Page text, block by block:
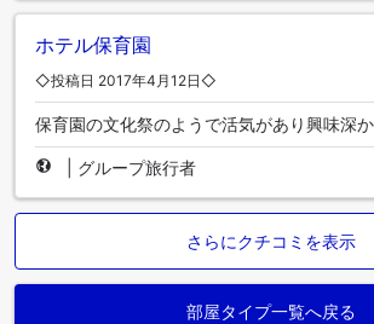
ホテル保育園
◇投稿日 2017年4月12日◇
保育園の文化祭のようで活気があり興味深
グループ旅行者
さらにクチコミを表示
部屋タイプ一覧へ戻る